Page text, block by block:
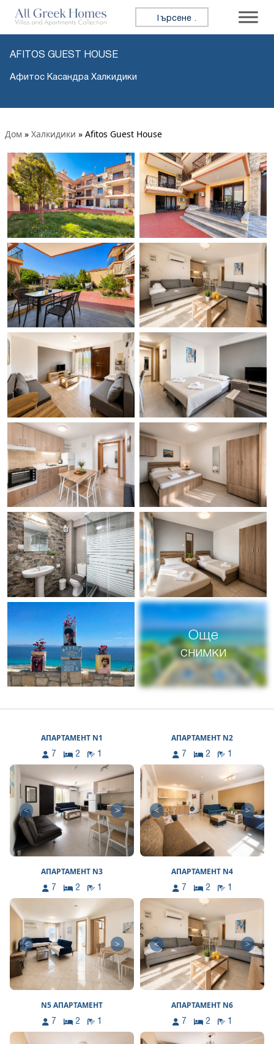
Търсене за:
AFITOS GUEST HOUSE
Афитос Касандра Халкидики
Дом » Халкидики » Afitos Guest House
Още
снимки
АПАРТАМЕНТ N1
7 2 1
< >
АПАРТАМЕНТ N2
7 2 1
< >
АПАРТАМЕНТ N3
7 2 1
< >
АПАРТАМЕНТ N4
7 2 1
< >
N5 АПАРТАМЕНТ
7 2 1
АПАРТАМЕНТ N6
7 2 1